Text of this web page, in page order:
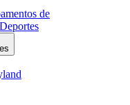
de